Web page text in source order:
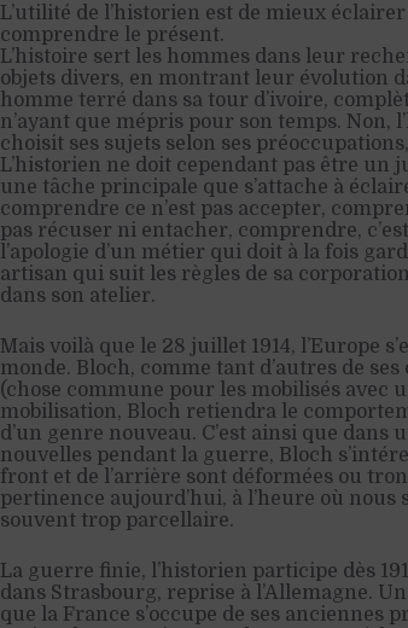
L’utilité de l’historien est de mieux
comprendre le présent.
L’histoire sert les hommes dans leur
objets divers, en montrant leur évolution
homme terré dans sa tour d’ivoire,
n’ayant que mépris pour son temps. Non,
choisit ses sujets selon ses
L’historien ne doit cependant pas être un
une tâche principale que s’attache à
comprendre ce n’est pas accepter,
pas récuser ni entacher, comprendre,
l’apologie d’un métier qui doit à la fois
artisan qui suit les règles de sa
dans son atelier.
Mais voilà que le 28 juillet 1914, l’Europe
monde. Bloch, comme tant d’autres de
(chose commune pour les mobilisés avec
mobilisation, Bloch retiendra le
d’un genre nouveau. C’est ainsi que
nouvelles pendant la guerre, Bloch
front et de l’arrière sont déformées ou
pertinence aujourd’hui, à l’heure où
souvent trop parcellaire.
La guerre finie, l’historien participe dès
dans Strasbourg, reprise à l’Allemagne.
que la France s’occupe de ses anciennes